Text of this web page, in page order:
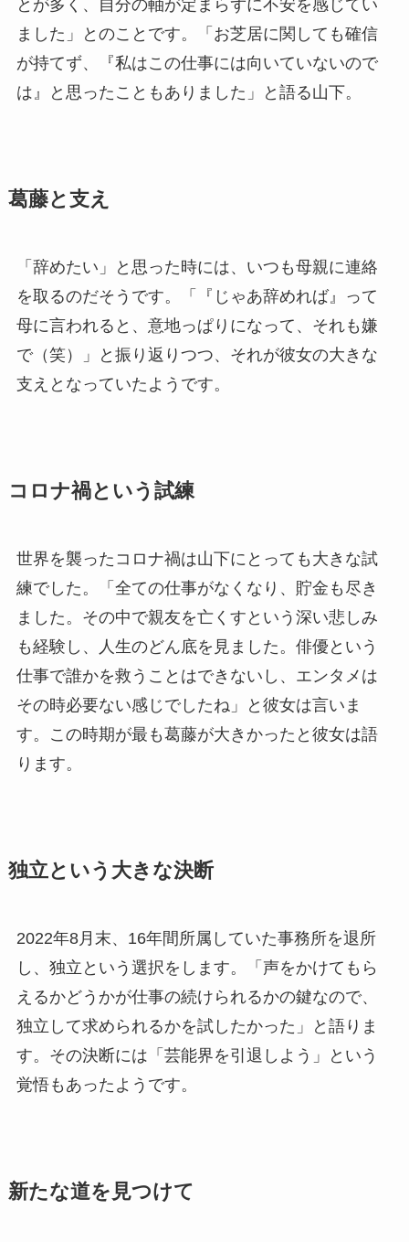
とが多く、自分の軸が定まらずに不安を感じてい
ました」とのことです。「お芝居に関しても確信
が持てず、『私はこの仕事には向いていないので
は』と思ったこともありました」と語る山下。
葛藤と支え
「辞めたい」と思った時には、いつも母親に連絡
を取るのだそうです。「『じゃあ辞めれば』って
母に言われると、意地っぱりになって、それも嫌
で（笑）」と振り返りつつ、それが彼女の大きな
支えとなっていたようです。
コロナ禍という試練
世界を襲ったコロナ禍は山下にとっても大きな試
練でした。「全ての仕事がなくなり、貯金も尽き
ました。その中で親友を亡くすという深い悲しみ
も経験し、人生のどん底を見ました。俳優という
仕事で誰かを救うことはできないし、エンタメは
その時必要ない感じでしたね」と彼女は言いま
す。この時期が最も葛藤が大きかったと彼女は語
ります。
独立という大きな決断
2022年8月末、16年間所属していた事務所を退所
し、独立という選択をします。「声をかけてもら
えるかどうかが仕事の続けられるかの鍵なので、
独立して求められるかを試したかった」と語りま
す。その決断には「芸能界を引退しよう」という
覚悟もあったようです。
新たな道を見つけて